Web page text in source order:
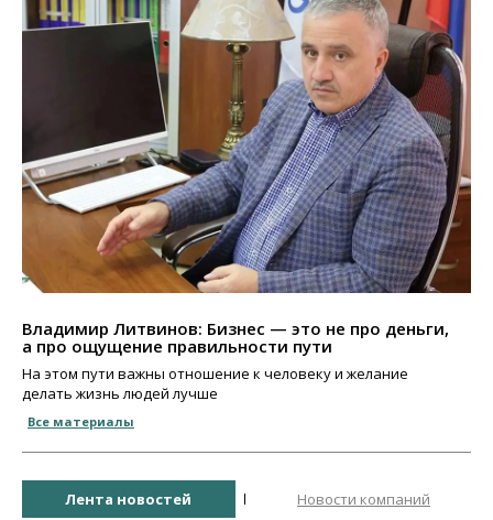
Владимир Литвинов: Бизнес — это не про деньги,
а про ощущение правильности пути
На этом пути важны отношение к человеку и желание
делать жизнь людей лучше
Все материалы
Лента новостей Новости компаний